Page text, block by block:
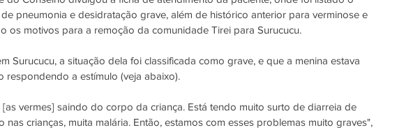
pneumonia e desidratação grave, além de histórico anterior para verminose e
os motivos para a remoção da comunidade Tirei para Surucucu.
Surucucu, a situação dela foi classificada como grave, e que a menina estava
respondendo a estímulo (veja abaixo).
[as vermes] saindo do corpo da criança. Está tendo muito surto de diarreia de
nas crianças, muita malária. Então, estamos com esses problemas muito graves",